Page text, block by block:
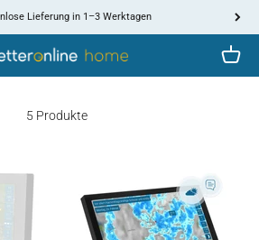
Widget
Lieferung in 1–3 Werktagen
5 Produkte